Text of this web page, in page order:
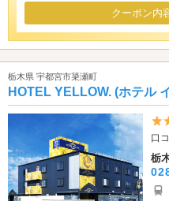
クーポン内
栃木県 宇都宮市簗瀬町
HOTEL YELLOW. (ホテル
口
栃